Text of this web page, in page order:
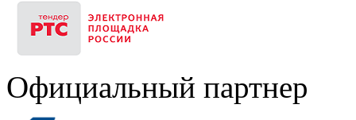
Официальный партнер